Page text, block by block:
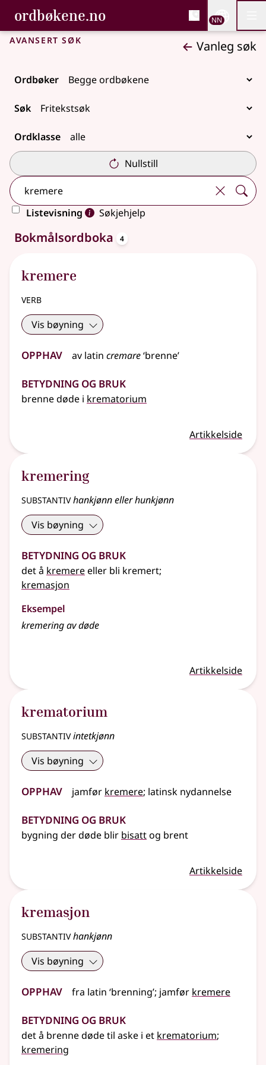
Gå til hovudinnhald
Tilgjenge
ordbøkene.no, Bokmålsordboka og
Bokmålsordboka og Nynorskordboka
NN
Avansert søk Vanleg søk
Ordbøker
Søk
Ordklasse
Nullstill
Listevisning
Søkjehjelp
8 treff
Bokmålsordboka 4
kremere
verb
Vis bøyning
Opphav av latin cremare‘brenne’
Betydning og bruk
brenne døde i krematorium
Artikkelside
kremering
substantivhankjønn eller hunkjønn
Vis bøyning
Betydning og bruk
det å kremereeller bli kremert;
kremasjon
Eksempel
kremering av døde
Artikkelside
krematorium
substantivintetkjønn
Vis bøyning
Opphav jamfør kremere; latinsk nydannelse
Betydning og bruk
bygning der døde blir bisattog brent
Artikkelside
kremasjon
substantivhankjønn
Vis bøyning
Opphav fra latin ‘brenning’; jamfør kremere
Betydning og bruk
det å brenne døde til aske i et krematorium;
kremering